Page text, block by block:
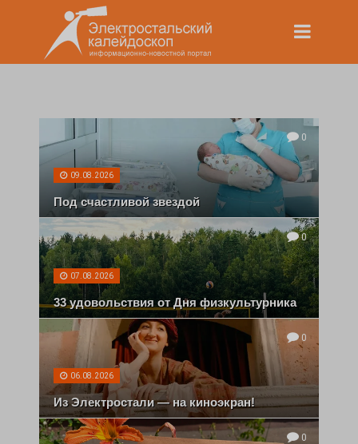
0
09.08.2026
Под счастливой звездой
0
07.08.2026
33 удовольствия от Дня физкультурника
0
06.08.2026
Из Электростали — на киноэкран!
0